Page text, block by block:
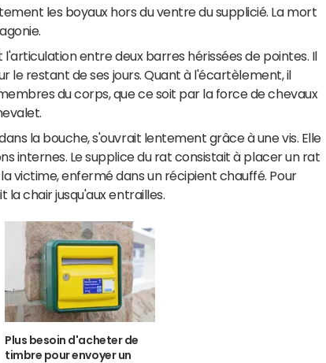
les boyaux hors du ventre du supplicié. La mort
l'articulation entre deux barres hérissées de pointes. Il
le restant de ses jours. Quant à l'écartèlement, il
du corps, que ce soit par la force de chevaux
la bouche, s'ouvrait lentement grâce à une vis. Elle
internes. Le supplice du rat consistait à placer un rat
victime, enfermé dans un récipient chauffé. Pour
chair jusqu'aux entrailles.
Plus besoin d'acheter de
timbre pour envoyer un